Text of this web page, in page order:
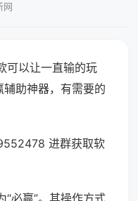
网
可以让一直输的玩
辅助神器，有需要的
进群获取软
必赢”。其操作方式